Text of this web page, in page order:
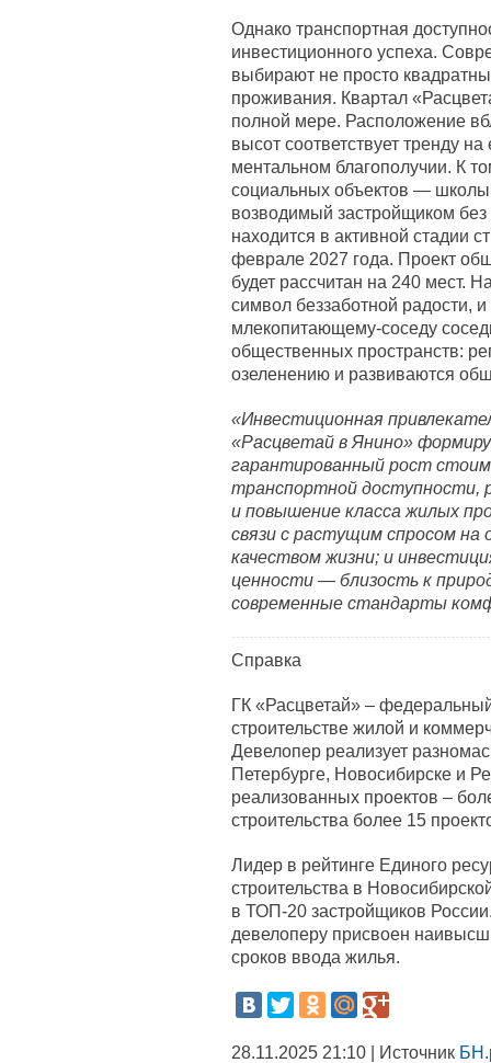
Однако транспортная
инвестиционного успеха.
выбирают не просто
проживания. Квартал
полной мере. Расположение
высот соответствует тренду
ментальном благополучии. К
социальных объектов — школы
возводимый застройщиком
находится в активной стадии
феврале 2027 года. Проект
будет рассчитан на 240 мест.
символ беззаботной радости,
млекопитающему-соседу
общественных пространств:
озеленению и развиваются
«Инвестиционная
«Расцветай в Янино»
гарантированный рост
транспортной доступности,
и повышение класса жилых
связи с растущим спросом
качеством жизни; и
ценности — близость к
современные стандарты
Справка
ГК «Расцветай» –
строительстве жилой и
Девелопер реализует
Петербурге, Новосибирске и
реализованных проектов –
строительства более 15
Лидер в рейтинге Единого
строительства в
в ТОП-20 застройщиков
девелоперу присвоен
сроков ввода жилья.
28.11.2025 21:10 | Источник